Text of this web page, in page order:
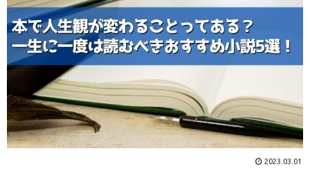
2023.03.01